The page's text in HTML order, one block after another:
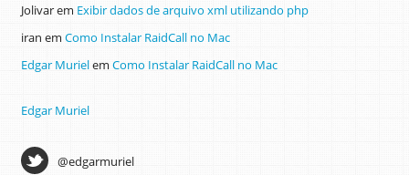
Jolivarem Exibir dados de arquivo xml utilizando php
iran em Como Instalar RaidCall no Mac
Edgar Murielem Como Instalar RaidCall no Mac
Edgar Muriel
@edgarmuriel